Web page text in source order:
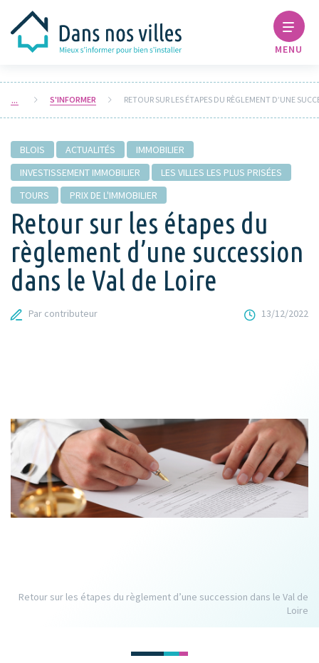
MENU
S'INFORMER
BLOIS ACTUALITÉS
IMMOBILIER
INVESTISSEMENT IMMOBILIER
LES VILLES LES PLUS PRISÉES
TOURS
PRIX DE L'IMMOBILIER
Retour sur les étapes du
règlement d’une succession
dans le Val de Loire
Par contributeur 13/12/2022
Retour sur les étapes du règlement d’une succession dans le Val de
Loire